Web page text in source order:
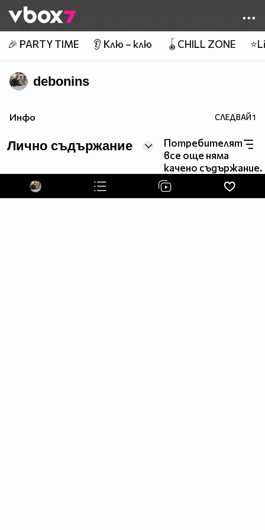
👾
🎉 PARTY TIME 👂 Клю – клю 🪀CHILL ZONE
debonins
Инфо СЛЕДВАЙ1
Лично съдържание
Потребителят
все още няма
качено съдържание.